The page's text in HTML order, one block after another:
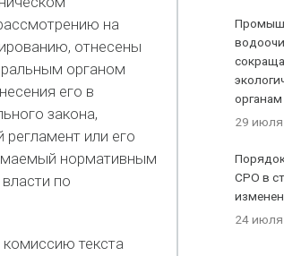
на
отнесены
органом
его в
закона,
или его
нормативным
по
текста
29
СРО в
изменен
24